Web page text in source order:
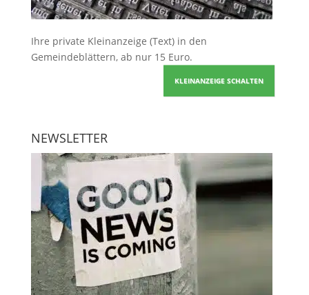
Ihre private Kleinanzeige (Text) in den
Gemeindeblättern, ab nur 15 Euro.
KLEINANZEIGE SCHALTEN
NEWSLETTER